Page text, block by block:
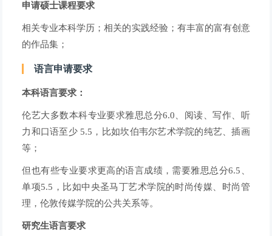
申请硕士课程要求
相关专业本科学历；相关的实践经验；有丰富的富有创意
的作品集；
语言申请要求
本科语言要求：
伦艺大多数本科专业要求雅思总分6.0、阅读、写作、听
力和口语至少 5.5，比如坎伯韦尔艺术学院的纯艺、插画
等；
但也有些专业要求更高的语言成绩，需要雅思总分6.5、
单项5.5，比如中央圣马丁艺术学院的时尚传媒、时尚管
理，伦敦传媒学院的公共关系等。
研究生语言要求